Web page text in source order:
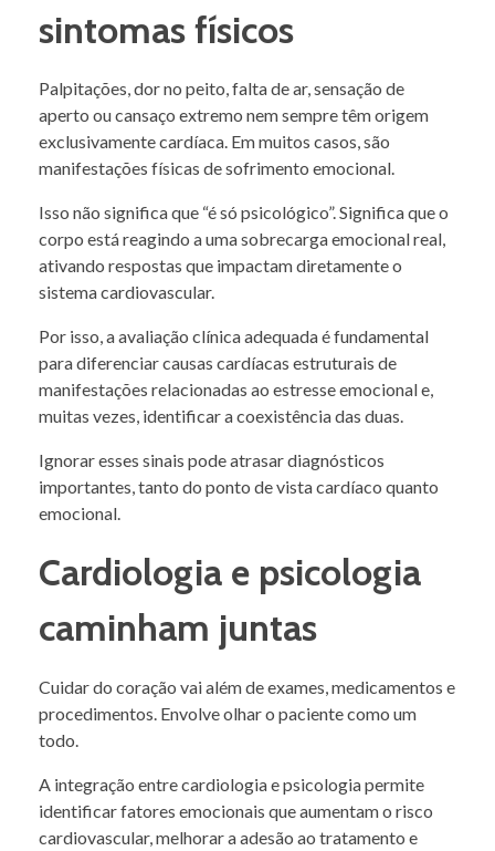
sintomas físicos
Palpitações, dor no peito, falta de ar, sensação de
aperto ou cansaço extremo nem sempre têm origem
exclusivamente cardíaca. Em muitos casos, são
manifestações físicas de sofrimento emocional.
Isso não significa que “é só psicológico”. Significa que o
corpo está reagindo a uma sobrecarga emocional real,
ativando respostas que impactam diretamente o
sistema cardiovascular.
Por isso, a avaliação clínica adequada é fundamental
para diferenciar causas cardíacas estruturais de
manifestações relacionadas ao estresse emocional e,
muitas vezes, identificar a coexistência das duas.
Ignorar esses sinais pode atrasar diagnósticos
importantes, tanto do ponto de vista cardíaco quanto
emocional.
Cardiologia e psicologia
caminham juntas
Cuidar do coração vai além de exames, medicamentos e
procedimentos. Envolve olhar o paciente como um
todo.
A integração entre cardiologia e psicologia permite
identificar fatores emocionais que aumentam o risco
cardiovascular, melhorar a adesão ao tratamento e